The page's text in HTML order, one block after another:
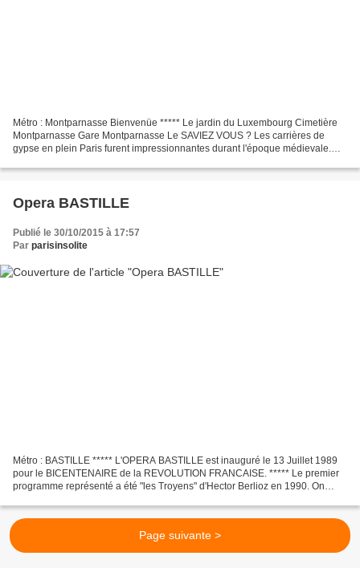
Métro : Montparnasse Bienvenüe ***** Le jardin du Luxembourg Cimetière
Montparnasse Gare Montparnasse Le SAVIEZ VOUS ? Les carrières de
gypse en plein Paris furent impressionnantes durant l'époque médievale.
Opera BASTILLE
Publié le 30/10/2015 à 17:57
Par parisinsolite
Métro : BASTILLE ***** L'OPERA BASTILLE est inauguré le 13 Juillet 1989
pour le BICENTENAIRE de la REVOLUTION FRANCAISE. ***** Le premier
programme représenté a été "les Troyens" d'Hector Berlioz en 1990. On
Page suivante >